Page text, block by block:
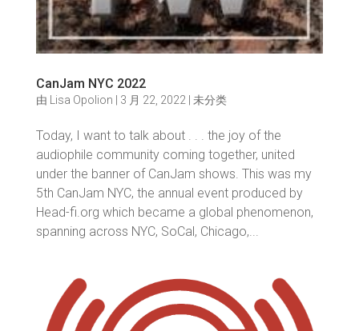
CanJam NYC 2022
由 Lisa Opolion 3 月 22, 2022 未分类
Today, I want to talk about . . . the joy of the
audiophile community coming together, united
under the banner of CanJam shows. This was my
5th CanJam NYC, the annual event produced by
Head-fi.org which became a global phenomenon,
spanning across NYC, SoCal, Chicago,...